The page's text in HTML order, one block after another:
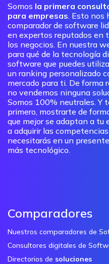
Somos la primera
para empresas. Esto nos
comparador de software
en expertos reputados en
los negocios. En nuestra
para qué de la tecnología
software que puedes
un ranking personalizado
mercado para ti. De forma
no vendemos ninguna
Somos 100% neutrales. Y
primero, mostrarte de
que mejor se adaptan a tu
a adquirir las
necesitarás en un
más tecnológico.
Comparadores
Nuestros comparadores de
Consultores digitales de
Directorios de soluciones